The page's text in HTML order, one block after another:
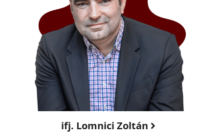
ifj. Lomnici Zoltán